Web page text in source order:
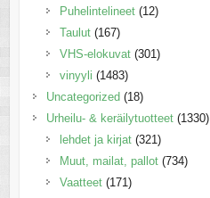
Puhelintelineet (12)
Taulut (167)
VHS-elokuvat (301)
vinyyli (1483)
Uncategorized (18)
Urheilu- & keräilytuotteet (1330)
lehdet ja kirjat (321)
Muut, mailat, pallot (734)
Vaatteet (171)